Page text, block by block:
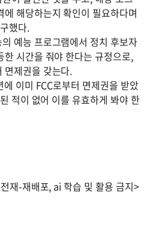
해당하는지 확인이 필요하다며
했다.
예능 프로그램에서 정치 후보자
시간을 줘야 한다는 규정으로,
면제권을 갖는다.
이미 FCC로부터 면제권을 받았
적이 없어 이를 유효하게 봐야 한
재-재배포, ai 학습 및 활용 금지>